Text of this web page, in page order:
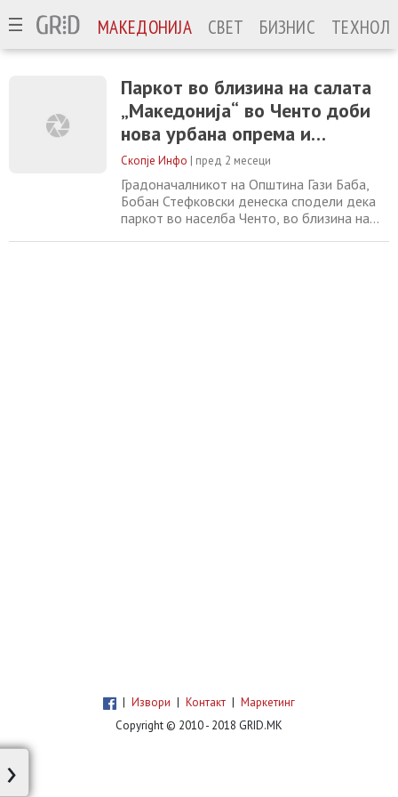
МАКЕДОНИЈА СВЕТ БИЗНИС
Паркот во близина на салата
„Македонија“ во Ченто доби
нова урбана опрема и
осветлување
Скопје Инфо | пред 2 месеци
Градоначалникот на Општина Гази Баба,
Бобан Стефковски денеска сподели дека
паркот во населба Ченто, во близина на
| Извори | Контакт | Маркетинг
Copyright © 2010 - 2018 GRID.MK
›